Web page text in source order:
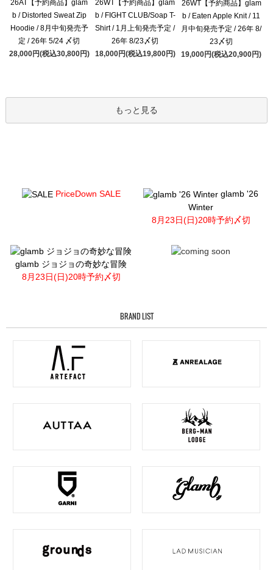
26AT【予約商品】glam
b / Distorted Sweat Zip
Hoodie / 8月中旬発売予
定 / 26年 5/24 〆切
28,000円(税込30,800円)
26WT【予約商品】glam
b / FIGHT CLUB/Soap T-
Shirt / 1月上旬発売予定 /
26年 8/23〆切
18,000円(税込19,800円)
26WT【予約商品】glam
b / Eaten Apple Knit / 11
月中旬発売予定 / 26年 8/
23〆切
19,000円(税込20,900円)
もっと見る
PriceDown SALE
glamb '26
Winter
8月23日(日)20時予約〆切
glamb ジョジョの奇妙な冒険
8月23日(日)20時予約〆切
BRAND LIST